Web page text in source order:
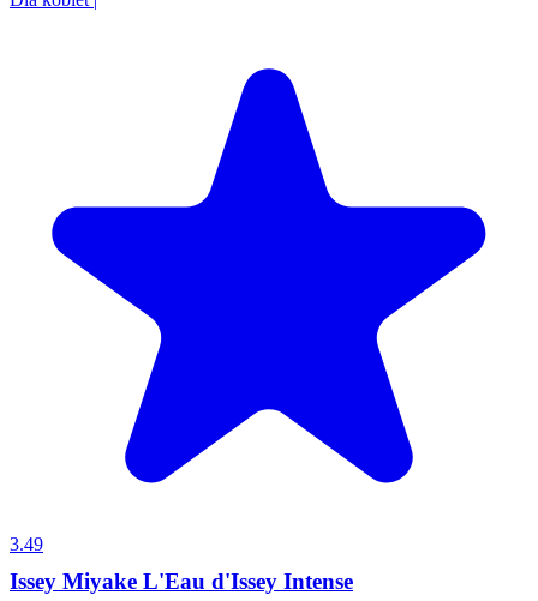
3.49
Issey Miyake L'Eau d'Issey Intense